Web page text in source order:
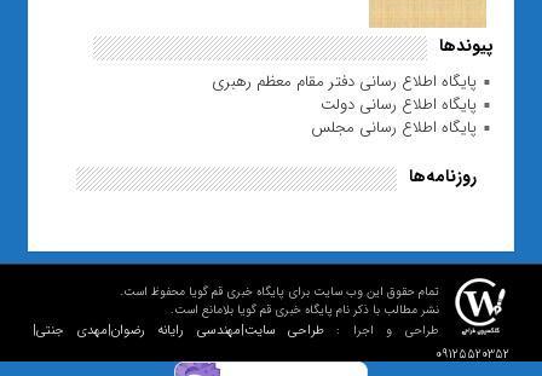
پیوندها
پایگاه اطلاع رسانی دفتر مقام معظم رهبری
پایگاه اطلاع رسانی دولت
پایگاه اطلاع رسانی مجلس
روزنامه‌ها
تمام حقوق این وب سایت برای پایگاه خبری قم گویا محفوظ است.
نشر مطالب با ذکر نام پایگاه خبری قم گویا بلامانع است.
طراحی و اجرا : طراحی سایت|مهندسی رایانه رضوان|مهدی جنتی|
09125520352